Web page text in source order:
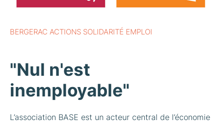
BERGERAC ACTIONS SOLIDARITÉ EMPLOI
"Nul n'est
inemployable"
L’association BASE est un acteur central de l’économie